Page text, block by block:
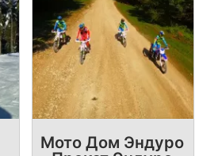
Мото Дом Эндуро